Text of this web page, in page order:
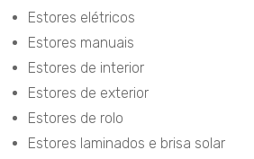
Estores elétricos
Estores manuais
Estores de interior
Estores de exterior
Estores de rolo
Estores laminados e brisa solar